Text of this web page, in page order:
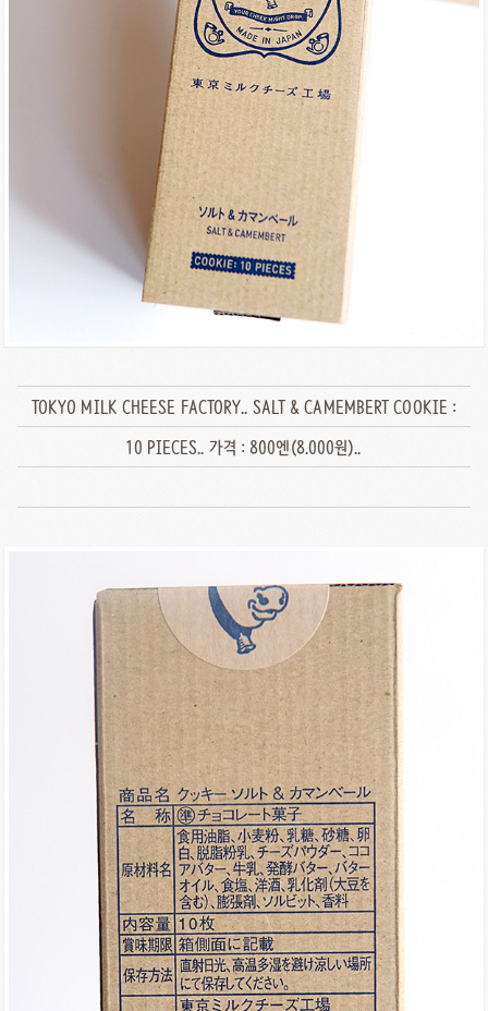
TOKYO MILK CHEESE FACTORY.. SALT & CAMEMBERT COOKIE :
10 PIECES.. 가격 : 800엔(8.000원)..